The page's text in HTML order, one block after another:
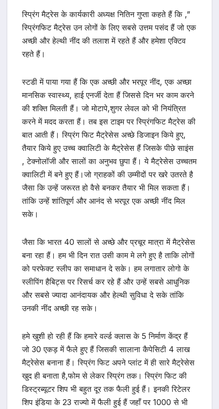
स्प्रिंग मैट्रेस के कार्यकारी अध्यक्ष नितिन गुप्ता कहते हैं कि ,”
स्प्रिंगफिट मैट्रेस उन लोगों के लिए सबसे उत्तम पसंद हैं जो एक
अच्छी और हेल्थी नींद की तलाश में रहते हैं और हमेशा एक्टिव
रहते हैं।
स्टडी में पाया गया हैं कि एक अच्छी और भरपूर नींद, एक अच्छा
मानसिक स्वास्थ्य, हाई एनर्जी देता हैं जिससे दिन भर काम करने
की शक्ति मिलती हैं। जो मोटापे,शुगर लेवल को भी नियंत्रित
करने में मदद करता हैं। तब इस टाइम पर स्प्रिंगफिट मैट्रेस की
बात आती हैं। स्प्रिंग फिट मैट्रेसेस अच्छे डिजाइन किये हुए,
तैयार किये हुए उच्च क्वालिटी के मैट्रेसेस हैं जिसके पीछे साइंस
, टेक्नोलॉजी और सालों का अनुभव छुपा हैं। ये मैट्रेसेस उच्चतम
क्वालिटी में बने हुए हैं।जो ग्राहकों की उम्मीदों पर खरे उतरते है
जैसा कि उन्हें जरूरत हो वैसे बनकर तैयार भी मिल सकता हैं।
तांकि उन्हें शांतिपूर्ण और आनंद से भरपूर एक अच्छी नींद मिल
सके।
जैसा कि भारत 40 सालों से अच्छे और प्रचूर मात्रा में मैट्रेसेस
बना रहा हैं। हम भी दिन रात उसी काम मे लगे हुए है ताकि लोगों
को परफेक्ट स्लीप का समाधान दे सके। हम लगातार लोगो के
स्लीपिंग हैबिट्स पर रिसर्च कर रहे हैं और उन्हें सबसे आधुनिक
और सबसे ज्यादा आनंदायक और हेल्थी सुविधा दे सके तांकि
उनकी नींद अच्छी रह सके।
हमे खुशी हो रही हैं कि हमारे वर्ल्ड क्लास के 5 निर्माण केंद्र हैं
जो 30 एकड़ में फैले हुए हैं जिसकी सालाना कैपेसिटी 4 लाख
मैट्रेसेस बनाना हैं। स्प्रिंग फिट अपने प्लांट में ही सारे मैट्रेसेस
खुद ही बनाता है,फोम से लेकर स्प्रिंग तक। स्प्रिंग फिट की
डिस्ट्रब्यूटर शिप भी बहुत दूर तक फैली हुई हैं। इनकी रिटेलर
शिप इंडिया के 23 राज्यो में फैली हुई हैं जहाँ पर 1000 से भी